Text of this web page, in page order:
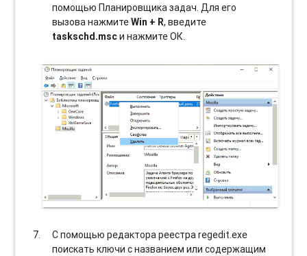
помощью Планировщика задач. Для его
вызова нажмитеWin + R, введите
taskschd.mscи нажмите ОК.
С помощью редактора реестра regedit.exe
поискать ключи с названием или содержащим